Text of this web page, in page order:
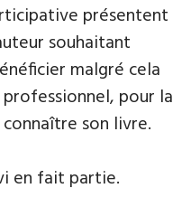
présentent
souhaitant
malgré cela
pour la
son livre.
en fait partie.